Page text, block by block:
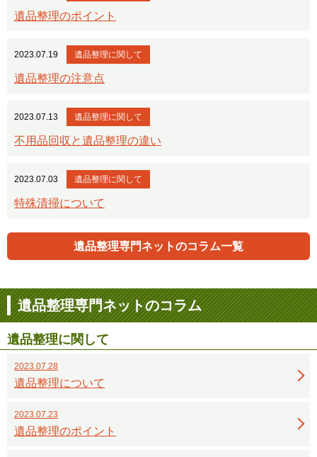
遺品整理のポイント
2023.07.19 遺品整理に関して
遺品整理の注意点
2023.07.13 遺品整理に関して
不用品回収と遺品整理の違い
2023.07.03 遺品整理に関して
特殊清掃について
遺品整理専門ネットのコラム一覧
遺品整理専門ネットのコラム
遺品整理に関して
2023.07.28
遺品整理について
2023.07.23
遺品整理のポイント